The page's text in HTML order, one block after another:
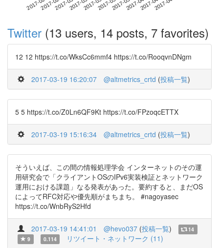
Twitter (13 users, 14 posts, 7 favorites)
12 12 https://t.co/WksCc6mmf4 https://t.co/RooqvnDNgm
2017-03-19 16:20:07 @altmetrics_crtd (投稿一覧)
5 5 https://t.co/Z0Ln6QF9Kt https://t.co/FPzoqcETTX
2017-03-19 15:16:34 @altmetrics_crtd (投稿一覧)
そういえば、この間の情報処理学会 インターネットのその運
用研究会で「クライアントOSのIPv6実装検証とネットワーク
運用における課題」なる発表があった。要約すると、まだOS
によってRFC対応や優先順がまちまち。 #nagoyasec
https://t.co/WnbRyS2Hfd
2017-03-19 14:41:01 @hevo037 (投稿一覧)
14
9
0.114 リツイート・ネットワーク (11)